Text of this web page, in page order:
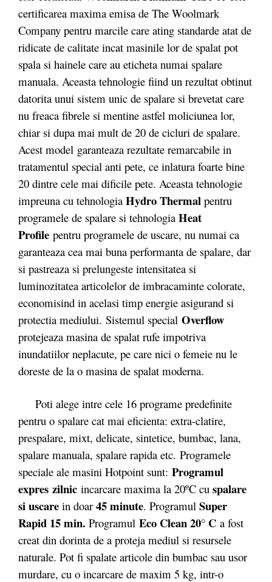
certificarea maxima emisa de The Woolmark
Company pentru marcile care ating standarde atat de
ridicate de calitate incat masinile lor de spalat pot
spala si hainele care au eticheta numai spalare
manuala. Aceasta tehnologie fiind un rezultat obtinut
datorita unui sistem unic de spalare si brevetat care
nu freaca fibrele si mentine astfel moliciunea lor,
chiar si dupa mai mult de 20 de cicluri de spalare.
Acest model garanteaza rezultate remarcabile in
tratamentul special anti pete, ce inlatura foarte bine
20 dintre cele mai dificile pete. Aceasta tehnologie
impreuna cu tehnologia Hydro Thermal pentru
programele de spalare si tehnologia Heat
Profile pentru programele de uscare, nu numai ca
garanteaza cea mai buna performanta de spalare, dar
si pastreaza si prelungeste intensitatea si
luminozitatea articolelor de imbracaminte colorate,
economisind in acelasi timp energie asigurand si
protectia mediului. Sistemul special Overflow
protejeaza masina de spalat rufe impotriva
inundatiilor neplacute, pe care nici o femeie nu le
doreste de la o masina de spalat moderna.
Poti alege intre cele 16 programe predefinite
pentru o spalare cat mai eficienta: extra-clatire,
prespalare, mixt, delicate, sintetice, bumbac, lana,
spalare manuala, spalare rapida etc. Programele
speciale ale masini Hotpoint sunt: Programul
expres zilnic incarcare maxima la 20ºC cu spalare
si uscare in doar 45 minute. Programul Super
Rapid 15 min. Programul Eco Clean 20° C a fost
creat din dorinta de a proteja mediul si resursele
naturale. Pot fi spalate articole din bumbac sau usor
murdare, cu o incarcare de maxim 5 kg, intr-o